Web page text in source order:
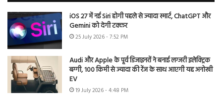
iOS 27 में नई Siri होगी पहले से ज्यादा स्मार्ट, ChatGPT और
Gemini को देगी टक्कर
25 July 2026 - 7:52 PM
Audi और Apple के पूर्व डिजाइनरों ने बनाई लग्जरी इलेक्ट्रिक
बग्गी, 100 किमी से ज्यादा की रेंज के साथ आएगी यह अनोखी
EV
19 July 2026 - 4:48 PM